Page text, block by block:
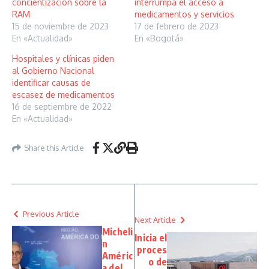
concientización sobre la
RAM
15 de noviembre de 2023
En «Actualidad»
interrumpa el acceso a
medicamentos y servicios
17 de febrero de 2023
En «Bogotá»
Hospitales y clínicas piden
al Gobierno Nacional
identificar causas de
escasez de medicamentos
16 de septiembre de 2022
En «Actualidad»
Share this Article
Previous Article
Micheli
n
Améric
Next Article
Inicia el
proces
o de